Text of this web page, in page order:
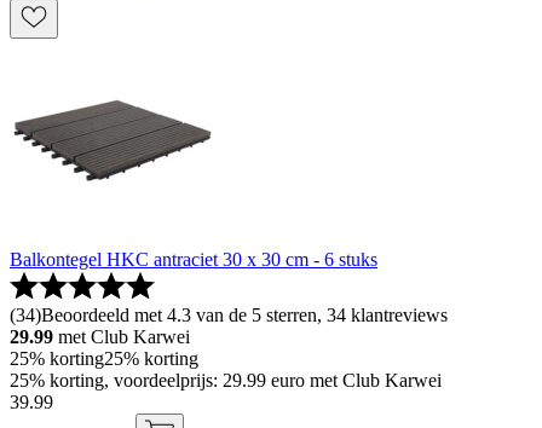
Balkontegel HKC antraciet 30 x 30 cm - 6 stuks
(34)Beoordeeld met 4.3 van de 5 sterren, 34 klantreviews
29.99 met Club Karwei
25% korting25% korting
25% korting, voordeelprijs: 29.99 euro met Club Karwei
39.99